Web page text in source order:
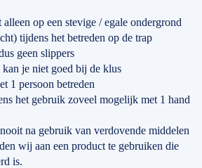
op een stevige / egale ondergrond
tijdens het betreden op de trap
geen slippers
je niet goed bij de klus
1 persoon betreden
het gebruik zoveel mogelijk met 1 hand
na gebruik van verdovende middelen
wij aan een product te gebruiken die
is.